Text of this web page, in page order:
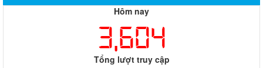
Hôm nay
3,604
Tổng lượt truy cập